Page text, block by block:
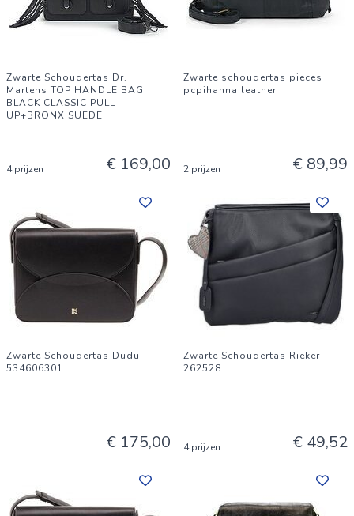
Zwarte Schoudertas Dr.
Martens TOP HANDLE BAG
BLACK CLASSIC PULL
UP+BRONX SUEDE
4 prijzen € 169,00
Zwarte schoudertas pieces
pcpihanna leather
2 prijzen € 89,99
Zwarte Schoudertas Dudu
534606301
€ 175,00
Zwarte Schoudertas Rieker
262528
4 prijzen € 49,52